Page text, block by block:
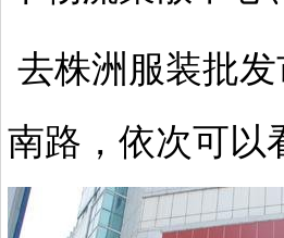
去株洲 服装批
南路，依次可以